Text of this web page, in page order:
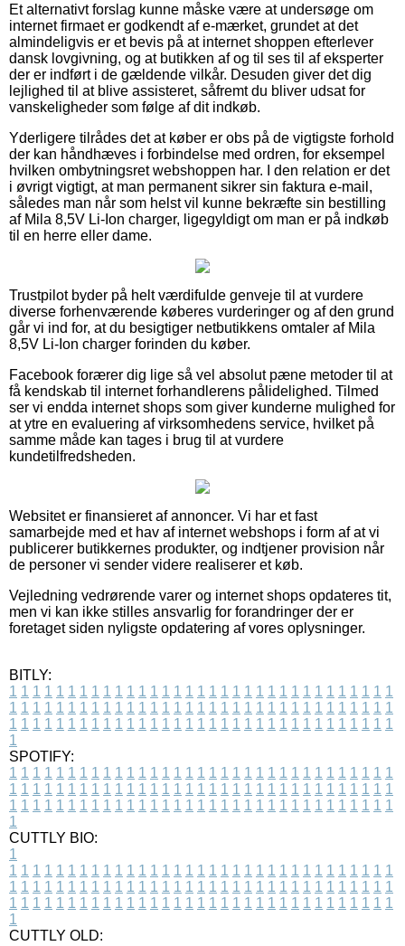
Et alternativt forslag kunne måske være at undersøge om
internet firmaet er godkendt af e-mærket, grundet at det
almindeligvis er et bevis på at internet shoppen efterlever
dansk lovgivning, og at butikken af og til ses til af eksperter
der er indført i de gældende vilkår. Desuden giver det dig
lejlighed til at blive assisteret, såfremt du bliver udsat for
vanskeligheder som følge af dit indkøb.
Yderligere tilrådes det at køber er obs på de vigtigste forhold
der kan håndhæves i forbindelse med ordren, for eksempel
hvilken ombytningsret webshoppen har. I den relation er det
i øvrigt vigtigt, at man permanent sikrer sin faktura e-mail,
således man når som helst vil kunne bekræfte sin bestilling
af Mila 8,5V Li-Ion charger, ligegyldigt om man er på indkøb
til en herre eller dame.
Trustpilot byder på helt værdifulde genveje til at vurdere
diverse forhenværende køberes vurderinger og af den grund
går vi ind for, at du besigtiger netbutikkens omtaler af Mila
8,5V Li-Ion charger forinden du køber.
Facebook forærer dig lige så vel absolut pæne metoder til at
få kendskab til internet forhandlerens pålidelighed. Tilmed
ser vi endda internet shops som giver kunderne mulighed for
at ytre en evaluering af virksomhedens service, hvilket på
samme måde kan tages i brug til at vurdere
kundetilfredsheden.
Websitet er finansieret af annoncer. Vi har et fast
samarbejde med et hav af internet webshops i form af at vi
publicerer butikkernes produkter, og indtjener provision når
de personer vi sender videre realiserer et køb.
Vejledning vedrørende varer og internet shops opdateres tit,
men vi kan ikke stilles ansvarlig for forandringer der er
foretaget siden nyligste opdatering af vores oplysninger.
BITLY:
1 1 1 1 1 1 1 1 1 1 1 1 1 1 1 1 1 1 1 1 1 1 1 1 1 1 1 1 1 1 1 1 1
1 1 1 1 1 1 1 1 1 1 1 1 1 1 1 1 1 1 1 1 1 1 1 1 1 1 1 1 1 1 1 1 1
1 1 1 1 1 1 1 1 1 1 1 1 1 1 1 1 1 1 1 1 1 1 1 1 1 1 1 1 1 1 1 1 1
1
SPOTIFY:
1 1 1 1 1 1 1 1 1 1 1 1 1 1 1 1 1 1 1 1 1 1 1 1 1 1 1 1 1 1 1 1 1
1 1 1 1 1 1 1 1 1 1 1 1 1 1 1 1 1 1 1 1 1 1 1 1 1 1 1 1 1 1 1 1 1
1 1 1 1 1 1 1 1 1 1 1 1 1 1 1 1 1 1 1 1 1 1 1 1 1 1 1 1 1 1 1 1 1
1
CUTTLY BIO:
1
1 1 1 1 1 1 1 1 1 1 1 1 1 1 1 1 1 1 1 1 1 1 1 1 1 1 1 1 1 1 1 1 1
1 1 1 1 1 1 1 1 1 1 1 1 1 1 1 1 1 1 1 1 1 1 1 1 1 1 1 1 1 1 1 1 1
1 1 1 1 1 1 1 1 1 1 1 1 1 1 1 1 1 1 1 1 1 1 1 1 1 1 1 1 1 1 1 1 1
1
CUTTLY OLD: